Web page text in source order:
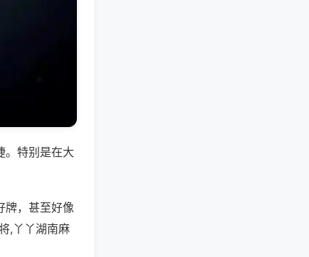
。特别是在大
牌，甚至好像
,丫丫湖南麻